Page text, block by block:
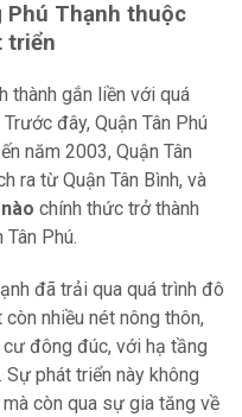
Phú Thạnh thuộc
triển
thành gắn liền với quá
đây, Quận Tân Phú
năm 2003, Quận Tân
ra từ Quận Tân Bình, và
chính thức trở thành
Phú.
đã trải qua quá trình đô
nhiều nét nông thôn,
đông đúc, với hạ tầng
phát triển này không
còn qua sự gia tăng về